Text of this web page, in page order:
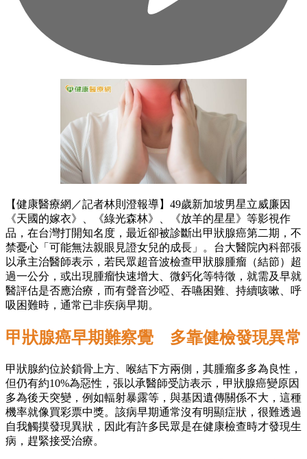
【健康醫療網／記者林則澄報導】49歲新加坡男星立威廉因
《天國的嫁衣》、《綠光森林》、《放羊的星星》等影視作
品，在台灣打開知名度，最近卻被診斷出甲狀腺癌第二期，不
禁憂心「可能無法親眼見證女兒的成長」。台大醫院內科部張
以承主治醫師表示，若民眾超音波檢查甲狀腺腫瘤（結節）超
過一公分，或出現腫瘤快速增大、微鈣化等特徵，就需及早就
醫評估是否應治療，而有聲音沙啞、吞嚥困難、持續咳嗽、呼
吸困難時，通常已非疾病早期。
甲狀腺癌早期難察覺 多靠健檢發現異常
甲狀腺約位於鎖骨上方、喉結下方兩側，其腫瘤多多為良性，
但仍有約10%為惡性，張以承醫師受訪表示，甲狀腺癌變原因
多為後天突變，例如輻射暴露等，與基因遺傳關係不大，這種
機率就像買彩票中獎。該病早期通常沒有明顯症狀，很難透過
自我觸摸發現異狀，因此有許多民眾是在健康檢查時才發現生
病，趕緊接受治療。